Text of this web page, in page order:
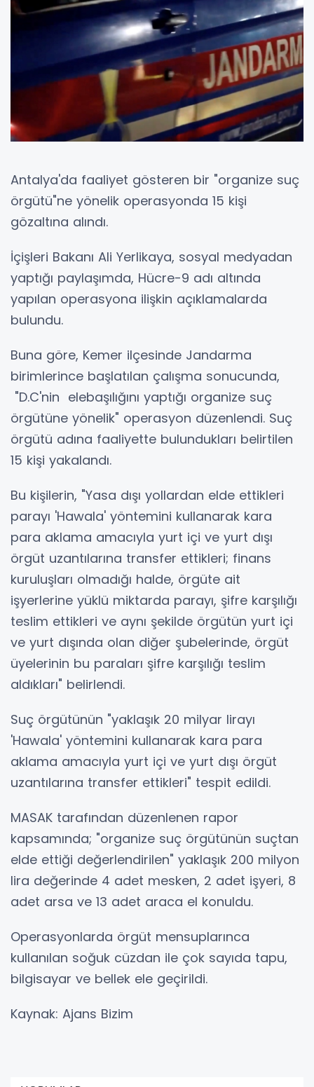
Antalya'da faaliyet gösteren bir "organize suç
örgütü"ne yönelik operasyonda 15 kişi
gözaltına alındı.
İçişleri Bakanı Ali Yerlikaya, sosyal medyadan
yaptığı paylaşımda, Hücre-9 adı altında
yapılan operasyona ilişkin açıklamalarda
bulundu.
Buna göre, Kemer ilçesinde Jandarma
birimlerince başlatılan çalışma sonucunda,
"D.C'nin elebaşılığını yaptığı organize suç
örgütüne yönelik" operasyon düzenlendi. Suç
örgütü adına faaliyette bulundukları belirtilen
15 kişi yakalandı.
Bu kişilerin, "Yasa dışı yollardan elde ettikleri
parayı 'Hawala' yöntemini kullanarak kara
para aklama amacıyla yurt içi ve yurt dışı
örgüt uzantılarına transfer ettikleri; finans
kuruluşları olmadığı halde, örgüte ait
işyerlerine yüklü miktarda parayı, şifre karşılığı
teslim ettikleri ve aynı şekilde örgütün yurt içi
ve yurt dışında olan diğer şubelerinde, örgüt
üyelerinin bu paraları şifre karşılığı teslim
aldıkları" belirlendi.
Suç örgütünün "yaklaşık 20 milyar lirayı
'Hawala' yöntemini kullanarak kara para
aklama amacıyla yurt içi ve yurt dışı örgüt
uzantılarına transfer ettikleri" tespit edildi.
MASAK tarafından düzenlenen rapor
kapsamında; "organize suç örgütünün suçtan
elde ettiği değerlendirilen" yaklaşık 200 milyon
lira değerinde 4 adet mesken, 2 adet işyeri, 8
adet arsa ve 13 adet araca el konuldu.
Operasyonlarda örgüt mensuplarınca
kullanılan soğuk cüzdan ile çok sayıda tapu,
bilgisayar ve bellek ele geçirildi.
Kaynak: Ajans Bizim